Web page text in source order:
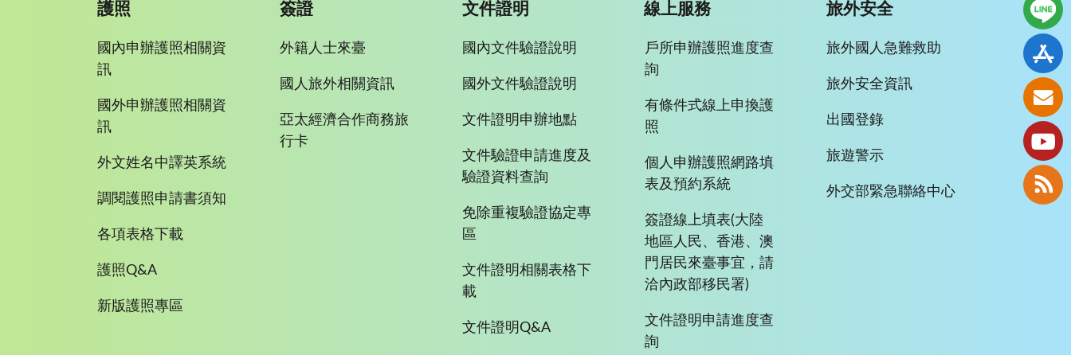
護照
國內申辦護照相關資
訊
國外申辦護照相關資
訊
外文姓名中譯英系統
調閱護照申請書須知
各項表格下載
護照Q&A
新版護照專區
簽證
外籍人士來臺
國人旅外相關資訊
亞太經濟合作商務旅
行卡
文件證明
國內文件驗證說明
國外文件驗證說明
文件證明申辦地點
文件驗證申請進度及
驗證資料查詢
免除重複驗證協定專
區
文件證明相關表格下
載
文件證明Q&A
線上服務
戶所申辦護照進度查
詢
有條件式線上申換護
照
個人申辦護照網路填
表及預約系統
簽證線上填表(大陸
地區人民、香港、澳
門居民來臺事宜，請
洽內政部移民署)
文件證明申請進度查
詢
旅外安全
旅外國人急難救助
旅外安全資訊
出國登錄
旅遊警示
外交部緊急聯絡中心